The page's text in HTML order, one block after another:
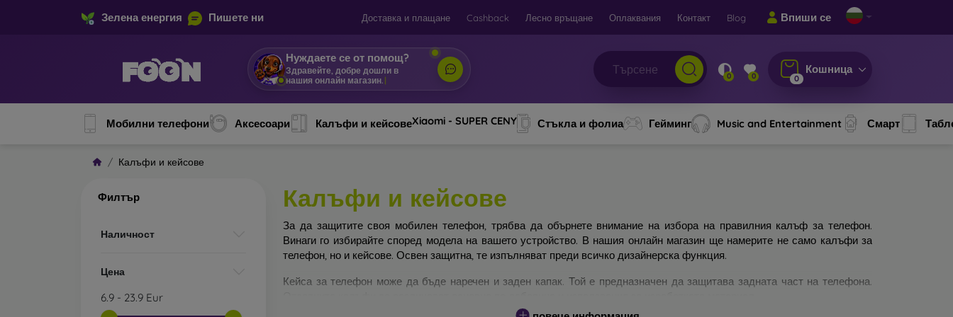
Зелена енергия Пишете ни Доставка и плащане Cashback Лесно връщане Оплаквания Контакт Blog Впиши се
Нуждаете се от помощ?
Здравейте, добре дошли в
нашия онлайн магазин. | 0 0 0
Кошница
Мобилни телефони Аксесоари Калъфи и кейсовеXiaomi - SUPER CENY Стъкла и фолиа Гейминг Music and Entertainment Смарт
Калъфи и кейсове
Филтър
Наличност
Цена
6.9 - 23.9 Eur
Калъфи и кейсове
За да защитите своя мобилен телефон, трябва да обърнете внимание на избора на правилния калъф за телефон.
Винаги го избирайте според модела на вашето устройство. В нашия онлайн магазин ще намерите не само калъфи за
телефон, но и кейсове. Освен защитна, те изпълняват преди всичко дизайнерска функция.
Кейса за телефон може да бъде наречен и заден капак. Той е предназначен да защитава задната част на телефона.